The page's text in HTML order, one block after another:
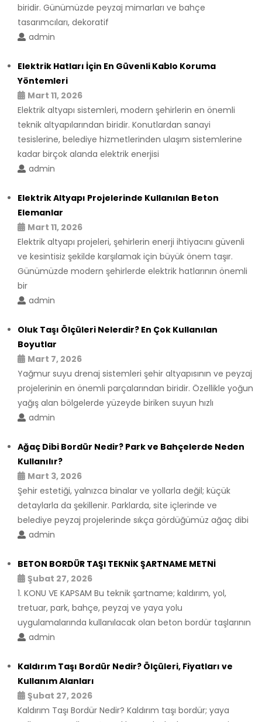
biridir. Günümüzde peyzaj mimarları ve bahçe
tasarımcıları, dekoratif
admin
Elektrik Hatları İçin En Güvenli Kablo Koruma
Yöntemleri
Mart 11, 2026
Elektrik altyapı sistemleri, modern şehirlerin en önemli
teknik altyapılarından biridir. Konutlardan sanayi
tesislerine, belediye hizmetlerinden ulaşım sistemlerine
kadar birçok alanda elektrik enerjisi
admin
Elektrik Altyapı Projelerinde Kullanılan Beton
Elemanlar
Mart 11, 2026
Elektrik altyapı projeleri, şehirlerin enerji ihtiyacını güvenli
ve kesintisiz şekilde karşılamak için büyük önem taşır.
Günümüzde modern şehirlerde elektrik hatlarının önemli
bir
admin
Oluk Taşı Ölçüleri Nelerdir? En Çok Kullanılan
Boyutlar
Mart 7, 2026
Yağmur suyu drenaj sistemleri şehir altyapısının ve peyzaj
projelerinin en önemli parçalarından biridir. Özellikle yoğun
yağış alan bölgelerde yüzeyde biriken suyun hızlı
admin
Ağaç Dibi Bordür Nedir? Park ve Bahçelerde Neden
Kullanılır?
Mart 3, 2026
Şehir estetiği, yalnızca binalar ve yollarla değil; küçük
detaylarla da şekillenir. Parklarda, site içlerinde ve
belediye peyzaj projelerinde sıkça gördüğümüz ağaç dibi
admin
BETON BORDÜR TAŞI TEKNİK ŞARTNAME METNİ
Şubat 27, 2026
1. KONU VE KAPSAM Bu teknik şartname; kaldırım, yol,
tretuar, park, bahçe, peyzaj ve yaya yolu
uygulamalarında kullanılacak olan beton bordür taşlarının
admin
Kaldırım Taşı Bordür Nedir? Ölçüleri, Fiyatları ve
Kullanım Alanları
Şubat 27, 2026
Kaldırım Taşı Bordür Nedir? Kaldırım taşı bordür; yaya